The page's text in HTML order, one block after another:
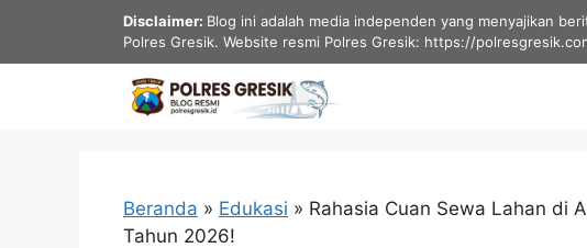
isi
Disclaimer: Blog ini adalah media independen yang menyajikan
Polres Gresik. Website resmi Polres Gresik: https://
Beranda » Edukasi » Rahasia Cuan Sewa Lahan di
Tahun 2026!